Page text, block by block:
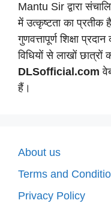
Mantu Sir द्वारा
में उत्कृष्टता का प्रतीक
गुणवत्तापूर्ण शिक्षा
विधियों से लाखों छात्रों
DLSofficial.com
हैं।
About us
Terms and
Privacy Policy